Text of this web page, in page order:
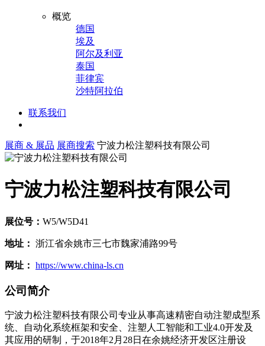
概览
德国
埃及
阿尔及利亚
泰国
菲律宾
沙特阿拉伯
联系我们
展商 & 展品 展商搜索 宁波力松注塑科技有限公司
宁波力松注塑科技有限公司
展位号： W5/W5D41
地址： 浙江省余姚市三七市魏家浦路99号
网址： https://www.china-ls.cn
公司简介
宁波力松注塑科技有限公司专业从事高速精密自动注塑成型系
统、自动化系统框架和安全、注塑人工智能和工业4.0开发及
其应用的研制，于2018年2月28日在余姚经济开发区注册设